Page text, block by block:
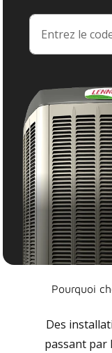
Pourquoi
Des
passant par